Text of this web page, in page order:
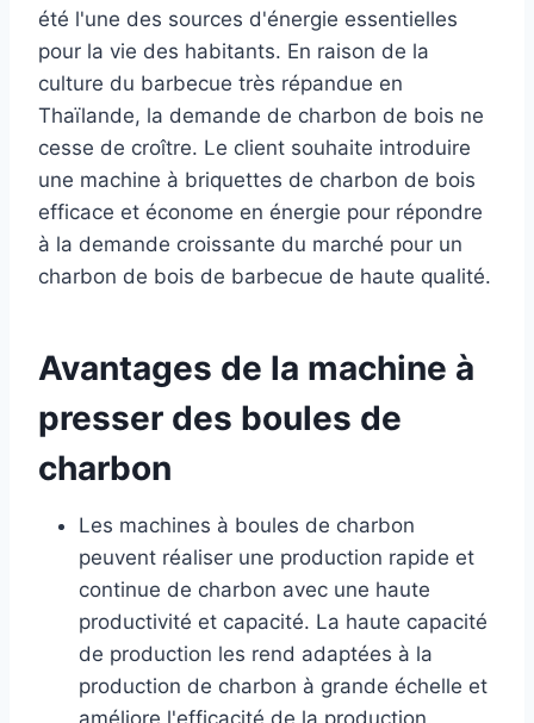
été l'une des sources d'énergie essentielles
pour la vie des habitants. En raison de la
culture du barbecue très répandue en
Thaïlande, la demande de charbon de bois ne
cesse de croître. Le client souhaite introduire
une machine à briquettes de charbon de bois
efficace et économe en énergie pour répondre
à la demande croissante du marché pour un
charbon de bois de barbecue de haute qualité.
Avantages de la machine à
presser des boules de
charbon
Les machines à boules de charbon
peuvent réaliser une production rapide et
continue de charbon avec une haute
productivité et capacité. La haute capacité
de production les rend adaptées à la
production de charbon à grande échelle et
améliore l'efficacité de la production.